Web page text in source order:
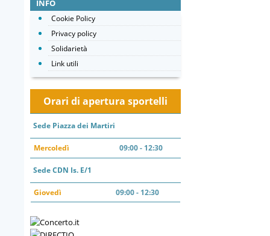
INFO
Cookie Policy
Privacy policy
Solidarietà
Link utili
Orari di apertura sportelli
Sede Piazza dei Martiri
Mercoledì 09:00 - 12:30
Sede CDN Is. E/1
Giovedì 09:00 - 12:30